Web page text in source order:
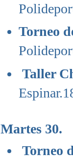
Torneo
Taller
Martes 30.
Torneo